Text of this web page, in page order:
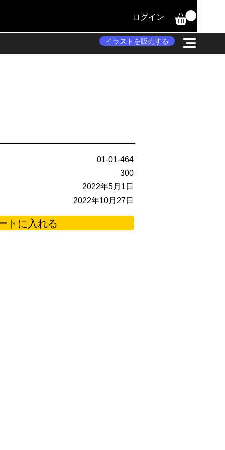
ログイン
イラストを販売する
01-01-464
300
2022年5月1日
2022年10月27日
トに入れる